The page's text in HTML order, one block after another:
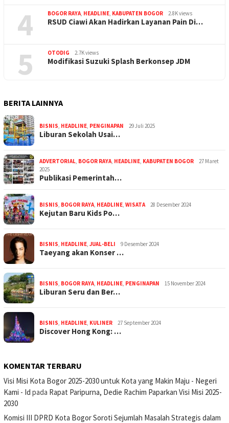
4
BOGOR RAYA HEADLINE KABUPATEN BOGOR 2.8K views
RSUD Ciawi Akan Hadirkan Layanan Pain Di…
5 OTODIG 2.7K views
Modifikasi Suzuki Splash Berkonsep JDM
BERITA LAINNYA
BISNIS HEADLINE PENGINAPAN 29 Juli 2025
Liburan Sekolah Usai…
ADVERTORIAL BOGOR RAYA HEADLINE KABUPATEN BOGOR
27 Maret
2025
Publikasi Pemerintah…
BISNIS BOGOR RAYA HEADLINE WISATA 28 Desember 2024
Kejutan Baru Kids Po…
BISNIS HEADLINE JUAL-BELI 9 Desember 2024
Taeyang akan Konser …
BISNIS BOGOR RAYA HEADLINE PENGINAPAN 15 November 2024
Liburan Seru dan Ber…
BISNIS HEADLINE KULINER 27 September 2024
Discover Hong Kong: …
KOMENTAR TERBARU
Visi Misi Kota Bogor 2025-2030 untuk Kota yang Makin Maju - Negeri
Kami - Id pada Rapat Paripurna, Dedie Rachim Paparkan Visi Misi 2025-
2030
Komisi III DPRD Kota Bogor Soroti Sejumlah Masalah Strategis dalam